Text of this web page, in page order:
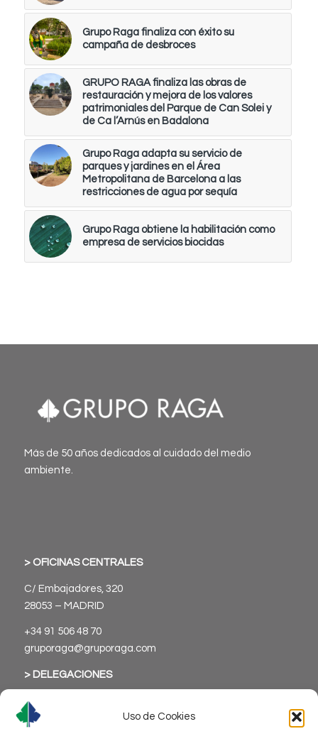
Uso de Cookies
Grupo Raga finaliza con éxito su
campaña de desbroces
GRUPO RAGA finaliza las obras de
restauración y mejora de los valores
patrimoniales del Parque de Can Solei y
de Ca l’Arnús en Badalona
Grupo Raga adapta su servicio de
parques y jardines en el Área
Metropolitana de Barcelona a las
restricciones de agua por sequía
Grupo Raga obtiene la habilitación como
empresa de servicios biocidas
Más de 50 años dedicados al cuidado del medio
ambiente.
> OFICINAS CENTRALES
C/ Embajadores, 320
28053 – MADRID
+34 91 506 48 70
gruporaga@gruporaga.com
> DELEGACIONES